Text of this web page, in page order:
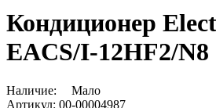
Кондиционер
EACS/I-12HF2/N8
Наличие:
Мало
Артикул: 00-00004987